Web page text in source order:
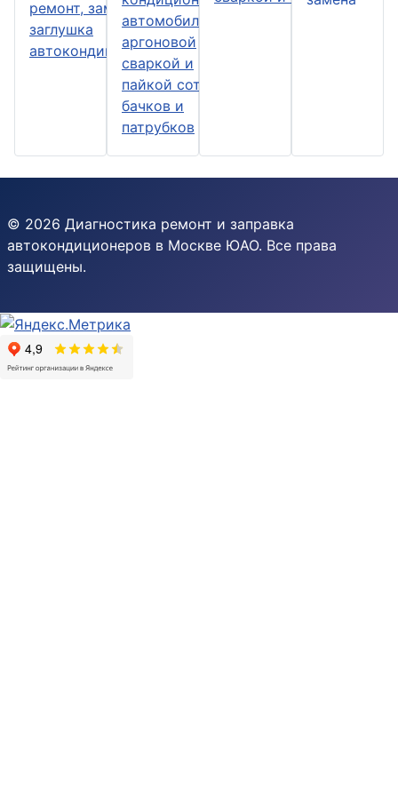
ремонт, замена и
заглушка
автокондиционера.
автомобилей
аргоновой
сваркой и
пайкой сот
бачков и
патрубков
© 2026 Диагностика ремонт и заправка
автокондиционеров в Москве ЮАО. Все права
защищены.